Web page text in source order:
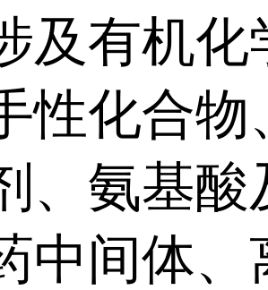
及有机化
性化合物
、氨基酸
中间体、